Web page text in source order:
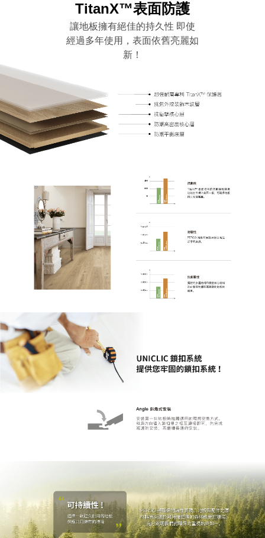
TitanX™表面防護
讓地板擁有絕佳的持久性 即使
經過多年使用，表面依舊亮麗如
新！